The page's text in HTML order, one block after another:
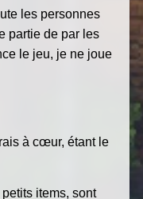
les personnes
partie de par les
le jeu, je ne joue
à cœur, étant le
items, sont